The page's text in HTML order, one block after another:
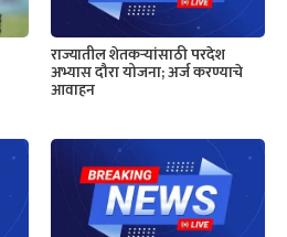
राज्यातील शेतकऱ्यांसाठी परदेश
अभ्यास दौरा योजना; अर्ज करण्याचे
आवाहन